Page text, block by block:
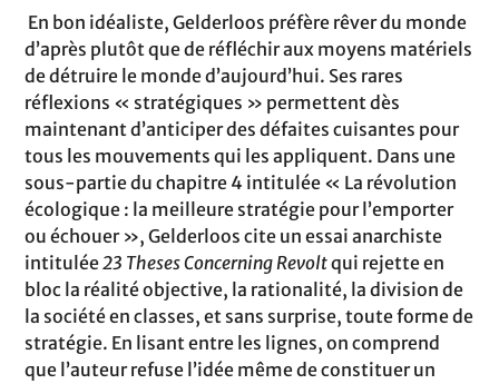
En bon idéaliste, Gelderloos préfère rêver du monde
d’après plutôt que de réfléchir aux moyens matériels
de détruire le monde d’aujourd’hui. Ses rares
réflexions « stratégiques » permettent dès
maintenant d’anticiper des défaites cuisantes pour
tous les mouvements qui les appliquent. Dans une
sous-partie du chapitre 4 intitulée « La révolution
écologique : la meilleure stratégie pour l’emporter
ou échouer », Gelderloos cite un essai anarchiste
intitulée23 Theses Concerning Revoltqui rejette en
bloc la réalité objective, la rationalité, la division de
la société en classes, et sans surprise, toute forme de
stratégie. En lisant entre les lignes, on comprend
que l’auteur refuse l’idée même de constituer un